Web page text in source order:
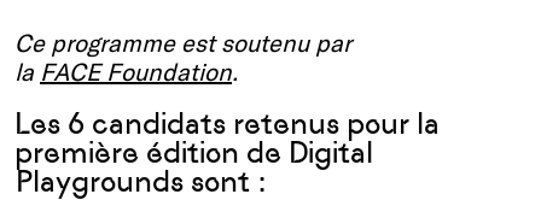
Ce programme est soutenu par
la FACE Foundation.
Les 6 candidats retenus pour la
première édition de Digital
Playgrounds sont :